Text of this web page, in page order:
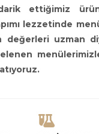
ettiğimiz
lezzetinde
değerleri uzman